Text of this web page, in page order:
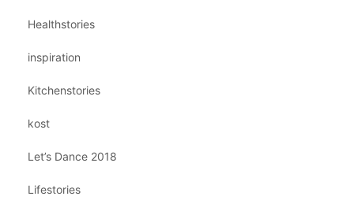
Healthstories
inspiration
Kitchenstories
kost
Let’s Dance 2018
Lifestories